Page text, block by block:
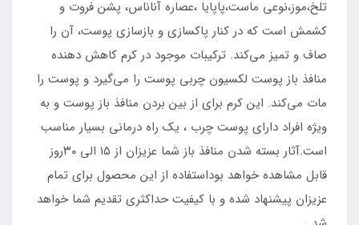
تلخ،موز،نوعی ماست،پاپایا ،عصاره آناناس، پشن فروت و
کشمش است که در کنار پاکسازی و بازسازی پوست، آن را
صاف و تمیز می‌کند. ترکیبات موجود در کرم کاهش دهنده
منافذ باز پوست لکسیون چربی پوست را می‌گیرد و پوست را
مات می‌کند. این کرم برای از بین بردن منافذ باز پوست و به
ویژه افراد دارای پوست چرب ، یک راه درمانی بسیار مناسب
است.آثار بسته شدن منافذ باز شما عزیزان از ۱۵ الی ۳۰روز
قابل مشاهده خواهد بوداستفاده از این محصول برای تمام
عزیزان پیشنهاد شده و با کیفیت حداکثری تقدیم شما خواهد